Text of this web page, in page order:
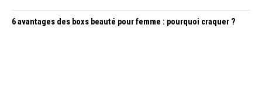
6 avantages des boxs beauté pour femme : pourquoi craquer ?